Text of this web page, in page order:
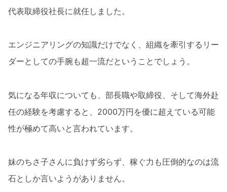
代表取締役社長に就任しました。
エンジニアリングの知識だけでなく、組織を牽引するリー
ダーとしての手腕も超一流だということでしょう。
気になる年収についても、部長職や取締役、そして海外赴
任の経験を考慮すると、2000万円を優に超えている可能
性が極めて高いと言われています。
妹のちさ子さんに負けず劣らず、稼ぐ力も圧倒的なのは流
石としか言いようがありません。